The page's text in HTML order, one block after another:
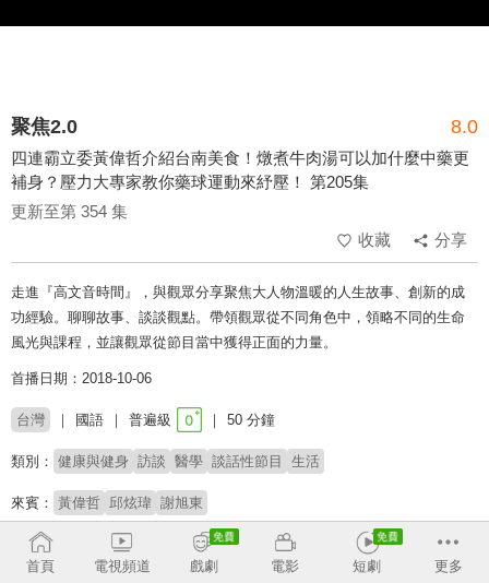
聚焦2.0 8.0
四連霸立委黃偉哲介紹台南美食！燉煮牛肉湯可以加什麼中藥更
補身？壓力大專家教你藥球運動來紓壓！ 第205集
更新至第 354 集
收藏
分享
走進『高文音時間』，與觀眾分享聚焦大人物溫暖的人生故事、創新的成
功經驗。聊聊故事、談談觀點。帶領觀眾從不同角色中，領略不同的生命
風光與課程，並讓觀眾從節目當中獲得正面的力量。
首播日期：2018-10-06
台灣 國語 普遍級 50 分鐘
類別： 健康與健身 訪談 醫學 談話性節目 生活
來賓： 黃偉哲 邱炫瑋 謝旭東
主持：
首頁 電視頻道 戲劇 電影 短劇 更多